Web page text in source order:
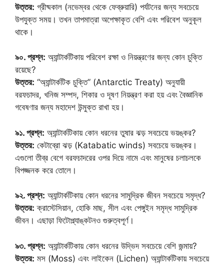
উত্তর: গ্রীষ্মকাল (নভেম্বর থেকে ফেব্রুয়ারি) পর্যটনের জন্য সবচেয়ে
উপযুক্ত সময়। তখন তাপমাত্রা অপেক্ষাকৃত বেশি এবং পরিবেশ অনুকূল
থাকে।
৯০. প্রশ্ন: অ্যান্টার্কটিকায় পরিবেশ রক্ষা ও নিয়ন্ত্রণের জন্য কোন চুক্তি
রয়েছে?
উত্তর: “অ্যান্টার্কটিক চুক্তি” (Antarctic Treaty) অনুযায়ী
বরফচাদর, খনিজ সম্পদ, শিকার ও দূষণ নিয়ন্ত্রণ করা হয় এবং বৈজ্ঞানিক
গবেষণার জন্য মহাদেশ উন্মুক্ত রাখা হয়।
৯১. প্রশ্ন: অ্যান্টার্কটিকায় কোন ধরনের তুষার ঝড় সবচেয়ে ভয়ঙ্কর?
উত্তর: কেটাব্রো ঝড় (Katabatic winds) সবচেয়ে ভয়ঙ্কর।
এগুলো তীব্র বেগে বরফচাদরের ওপর দিয়ে নামে এবং মানুষের চলাচলকে
বিপজ্জনক করে তোলে।
৯২. প্রশ্ন: অ্যান্টার্কটিকায় কোন ধরনের সামুদ্রিক জীবন সবচেয়ে সমৃদ্ধ?
উত্তর: ক্রাস্টেসিয়ান, হোকি মাছ, সীল এবং পেঙ্গুইন সমৃদ্ধ সামুদ্রিক
জীবন। এছাড়া ফিটোপ্ল্যাঙ্কটনও গুরুত্বপূর্ণ।
৯৩. প্রশ্ন: অ্যান্টার্কটিকায় কোন ধরনের উদ্ভিদ সবচেয়ে বেশি জন্মায়?
উত্তর: মস (Moss) এবং লাইকেন (Lichen) অ্যান্টার্কটিকায় সবচেয়ে